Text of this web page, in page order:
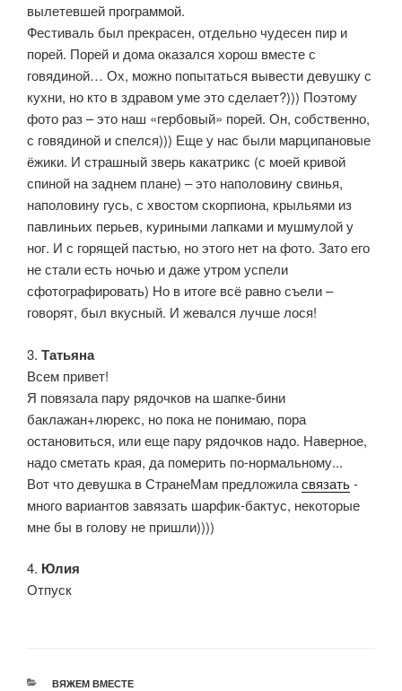
вылетевшей программой.
Фестиваль был прекрасен, отдельно чудесен пир и
порей. Порей и дома оказался хорош вместе с
говядиной… Ох, можно попытаться вывести девушку с
кухни, но кто в здравом уме это сделает?))) Поэтому
фото раз – это наш «гербовый» порей. Он, собственно,
с говядиной и спелся))) Еще у нас были марципановые
ёжики. И страшный зверь какатрикс (с моей кривой
спиной на заднем плане) – это наполовину свинья,
наполовину гусь, с хвостом скорпиона, крыльями из
павлиньих перьев, куриными лапками и мушмулой у
ног. И с горящей пастью, но этого нет на фото. Зато его
не стали есть ночью и даже утром успели
сфотографировать) Но в итоге всё равно съели –
говорят, был вкусный. И жевался лучше лося!
3. Татьяна
Всем привет!
Я повязала пару рядочков на шапке-бини
баклажан+люрекс, но пока не понимаю, пора
остановиться, или еще пару рядочков надо. Наверное,
надо сметать края, да померить по-нормальному...
Вот что девушка в СтранеМам предложиласвязать-
много вариантов завязать шарфик-бактус, некоторые
мне бы в голову не пришли))))
4. Юлия
Отпуск
РУБРИКИ
ВЯЖЕМ ВМЕСТЕ